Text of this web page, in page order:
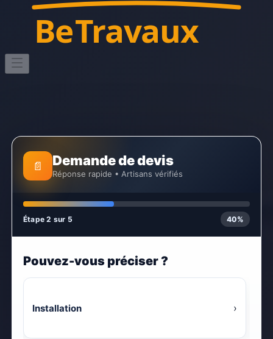
BeTravaux
📄 Demande de devis
Réponse rapide • Artisans vérifiés
Étape 2 sur 5 40%
Pouvez-vous préciser ?
Installation ›